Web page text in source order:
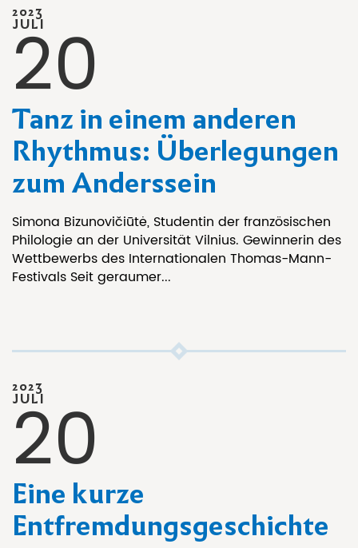
Tanz in einem anderen
Rhythmus: Überlegungen
zum Anderssein
Simona Bizunovičiūtė, Studentin der französischen
Philologie an der Universität Vilnius. Gewinnerin des
Wettbewerbs des Internationalen Thomas-Mann-
Festivals Seit geraumer...
2023
JULI
20
Eine kurze
Entfremdungsgeschichte
2023
JULI
20